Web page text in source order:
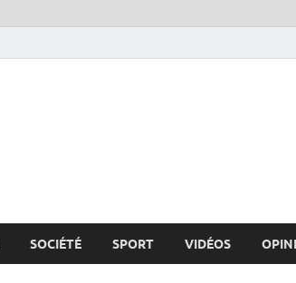
SOCIÉTÉ SPORT VIDÉOS